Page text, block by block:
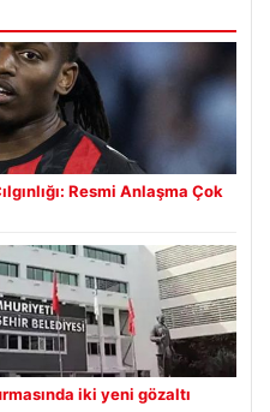
Resmi Anlaşma Çok
iki yeni gözaltı